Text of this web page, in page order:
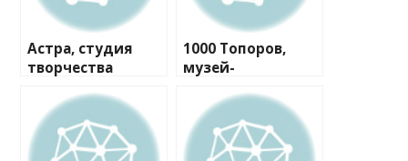
Астра, студия
творчества
1000 Топоров,
музей-